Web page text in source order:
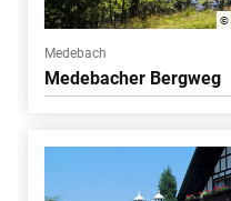
©
Medebach
Medebacher Bergweg